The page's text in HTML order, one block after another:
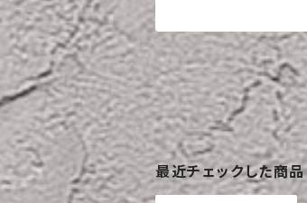
最近チェックした商品